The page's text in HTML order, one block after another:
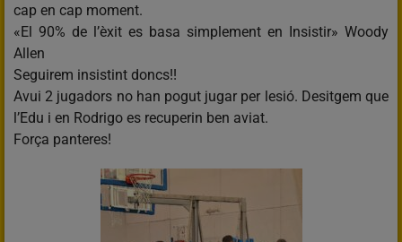
cap en cap moment.
«El 90% de l’èxit es basa simplement en Insistir» Woody
Allen
Seguirem insistint doncs!!
Avui 2 jugadors no han pogut jugar per lesió. Desitgem que
l’Edu i en Rodrigo es recuperin ben aviat.
Força panteres!